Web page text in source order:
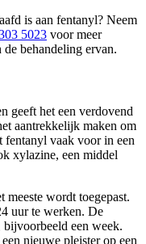
is aan fentanyl? Neem
5023 voor meer
behandeling ervan.
geeft het een verdovend
aantrekkelijk maken om
fentanyl vaak voor in een
xylazine, een middel
wordt toegepast.
uur te werken. De
bijvoorbeeld een week.
nieuwe pleister op een